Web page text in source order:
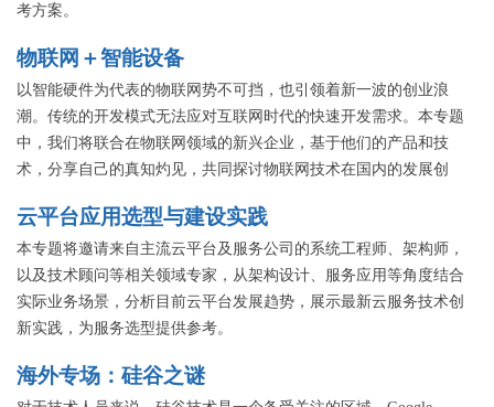
考方案。
物联网＋智能设备
以智能硬件为代表的物联网势不可挡，也引领着新一波的创业浪
潮。传统的开发模式无法应对互联网时代的快速开发需求。本专题
中，我们将联合在物联网领域的新兴企业，基于他们的产品和技
术，分享自己的真知灼见，共同探讨物联网技术在国内的发展创
云平台应用选型与建设实践
本专题将邀请来自主流云平台及服务公司的系统工程师、架构师，
以及技术顾问等相关领域专家，从架构设计、服务应用等角度结合
实际业务场景，分析目前云平台发展趋势，展示最新云服务技术创
新实践，为服务选型提供参考。
海外专场：硅谷之谜